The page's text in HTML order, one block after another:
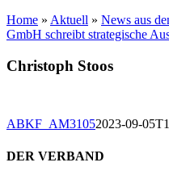
Home » Aktuell » News aus
GmbH schreibt strategische
Christoph Stoos
ABKF_AM31052023-09-
DER VERBAND